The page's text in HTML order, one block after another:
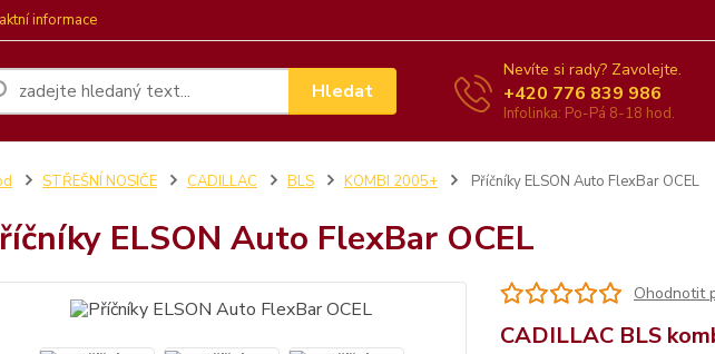
informace
Hledat
Nevíte si rady? Zavolejte.
+420 776 839 986
Infolinka: Po-Pá 8-18 hod.
STŘEŠNÍ NOSIČE CADILLAC BLS KOMBI 2005+ Příčníky ELSON Auto FlexBar OCEL
ELSON Auto FlexBar OCEL
Ohodnotit
CADILLAC BLS